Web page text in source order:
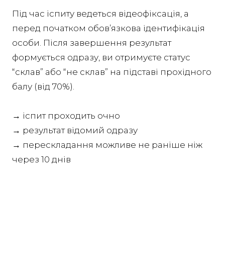
Під час іспиту ведеться відеофіксація, а
перед початком обов’язкова ідентифікація
особи. Після завершення результат
формується одразу, ви отримуєте статус
“склав” або “не склав” на підставі прохідного
балу (від 70%).
→ іспит проходить очно
→ результат відомий одразу
→ перескладання можливе не раніше ніж
через 10 днів